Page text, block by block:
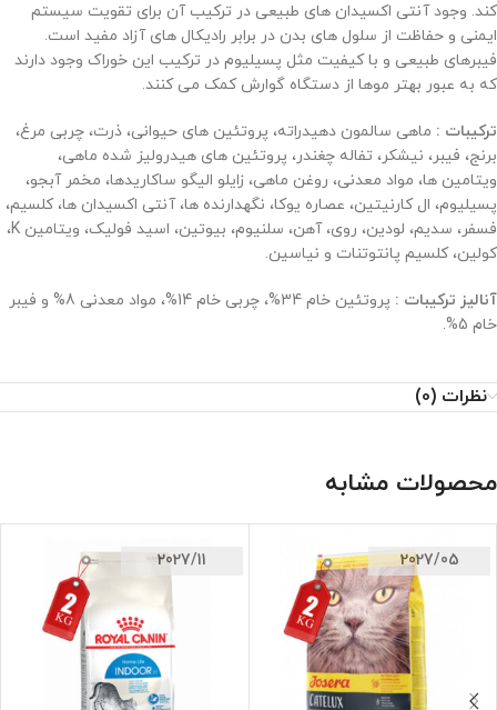
کند. وجود آنتی اکسیدان های طبیعی در ترکیب آن برای تقویت سیستم
ایمنی و حفاظت از سلول های بدن در برابر رادیکال های آزاد مفید است.
فیبرهای طبیعی و با کیفیت مثل پسیلیوم در ترکیب این خوراک وجود دارند
که به عبور بهتر موها از دستگاه گوارش کمک می کنند.
ترکیبات : ماهی سالمون دهیدراته، پروتئین های حیوانی، ذرت، چربی مرغ،
برنج، فیبر، نیشکر، تفاله چغندر، پروتئین های هیدرولیز شده ماهی،
ویتامین ها، مواد معدنی، روغن ماهی، زایلو الیگو ساکاریدها، مخمر آبجو،
پسیلیوم، ال کارنیتین، عصاره یوکا، نگهدارنده ها، آنتی اکسیدان ها، کلسیم،
فسفر، سدیم، لودین، روی، آهن، سلنیوم، بیوتین، اسید فولیک، ویتامین K،
کولین، کلسیم پانتوتنات و نیاسین.
آنالیز ترکیبات :
پروتئین خام 34%، چربی خام 14%، مواد معدنی 8% و فیبر
خام 5%.
نظرات (0)
محصولات مشابه
2027/05
2027/11